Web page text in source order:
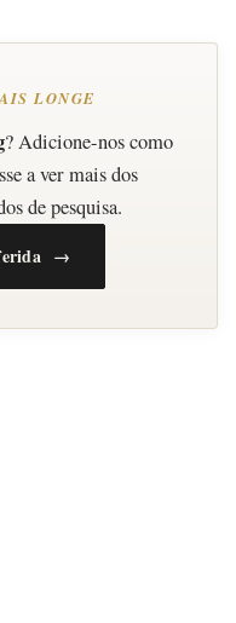
LONGE
? Adicione-nos como
a ver mais dos
de pesquisa.
→